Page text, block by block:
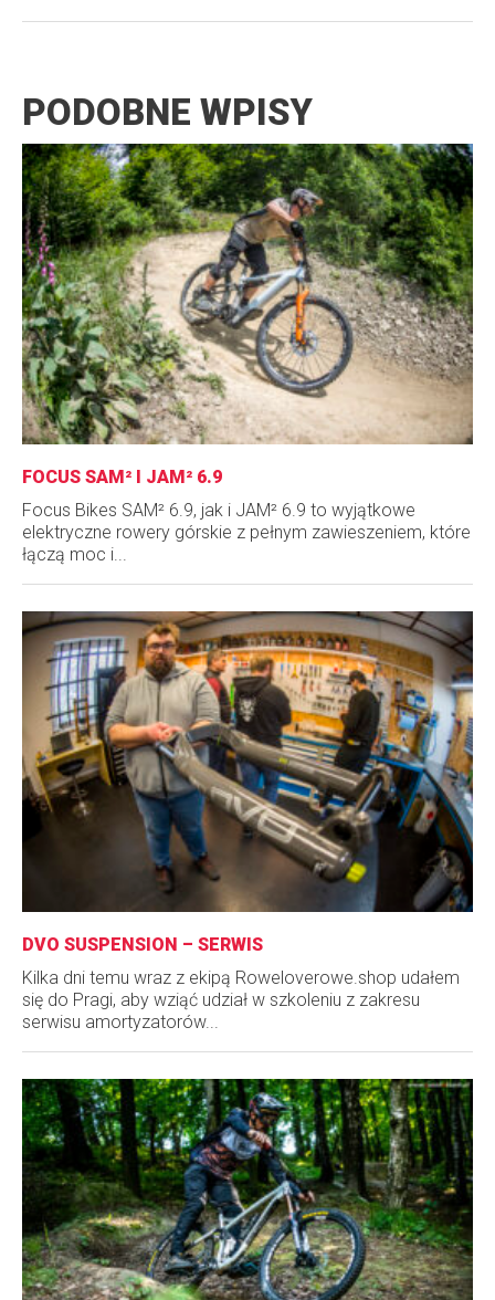
PODOBNE WPISY
FOCUS SAM² I JAM² 6.9
Focus Bikes SAM² 6.9, jak i JAM² 6.9 to wyjątkowe
elektryczne rowery górskie z pełnym zawieszeniem, które
łączą moc i...
DVO SUSPENSION – SERWIS
Kilka dni temu wraz z ekipą Roweloverowe.shop udałem
się do Pragi, aby wziąć udział w szkoleniu z zakresu
serwisu amortyzatorów...